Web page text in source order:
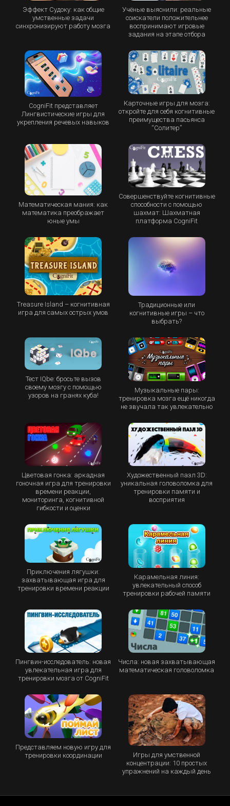
Эффект Судоку: как общие
умственные задачи
синхронизируют работу мозга
Учёные выяснили: реальные
соискатели положительнее
воспринимают игровые
задания на этапе отбора
CogniFit представляет
Лингвистические игры для
укрепления речевых навыков
Карточные игры для мозга:
откройте для себя когнитивные
преимущества пасьянса
“Cолитер”
Математическая мания: как
математика преображает
юные умы
Совершенствуйте когнитивные
способности с помощью
шахмат: Шахматная
платформа CogniFit
Treasure Island – когнитивная
игра для самых острых умов
Традиционные или
когнитивные игры – что
выбрать?
Тест IQbe: бросьте вызов
своему мозгу с помощью
узоров на гранях куба!
Музыкальные пары:
тренировка мозга ещё никогда
не звучала так увлекательно
Цветовая гонка: аркадная
гоночная игра для тренировки
времени реакции,
мониторинга, когнитивной
гибкости и оценки
Художественный пазл 3D:
уникальная головоломка для
тренировки памяти и
восприятия
Приключения лягушки:
захватывающая игра для
тренировки времени реакции
Карамельная линия:
увлекательный способ
тренировки рабочей памяти
Пингвин-исследователь: новая
увлекательная игра для
тренировки мозга от CogniFit
Числа: новая захватывающая
математическая головоломка
Представляем новую игру для
тренировки координации
Игры для умственной
концентрации: 10 простых
упражнений на каждый день